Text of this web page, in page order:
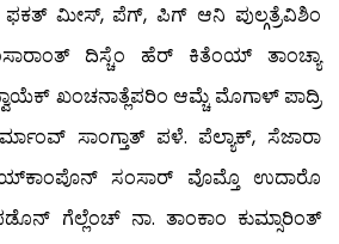
ಫಕತ್ ಮೀಸ್, ಪೆಗ್, ಪಿಗ್ ಆನಿ ಪುಲ್ಗತ್ರೆವಿಶಿಂ
ದಿಸ್ಚೆಂ ಹೆರ್ ಕಿತೆಂಯ್ ತಾಂಚ್ಯಾ
ಖಂಚನಾತ್ಲೆಪರಿಂ ಆಮ್ಚೆ ಮೊಗಾಳ್ ಪಾದ್ರಿ
ಸಾಂಗ್ತಾತ್ ಪಳೆ. ಪೆಲ್ಯಾಕ್, ಸೆಜಾರಾ
ಸಂಸಾರ್ ವೊಮ್ತೊ ಉದಾರೊ
ಗೆಲ್ಲೆಂಚ್ ನಾ. ತಾಂಕಾಂ ಕುಮ್ಸಾರಿಂತ್